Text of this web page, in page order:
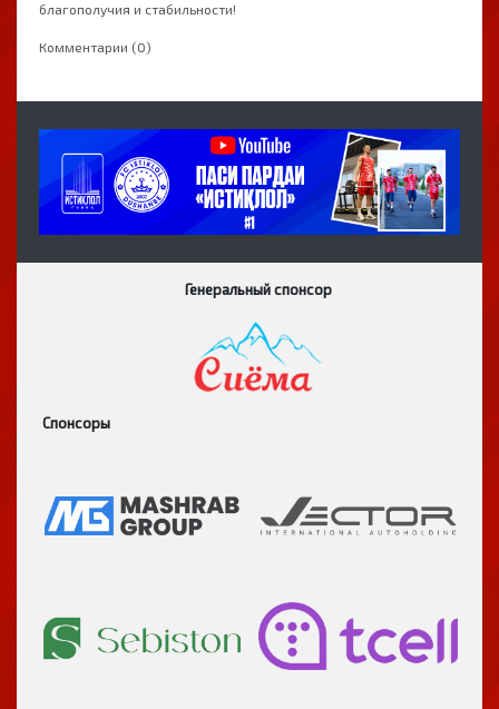
благополучия и стабильности!
Комментарии (0)
Генеральный спонсор
Спонсоры